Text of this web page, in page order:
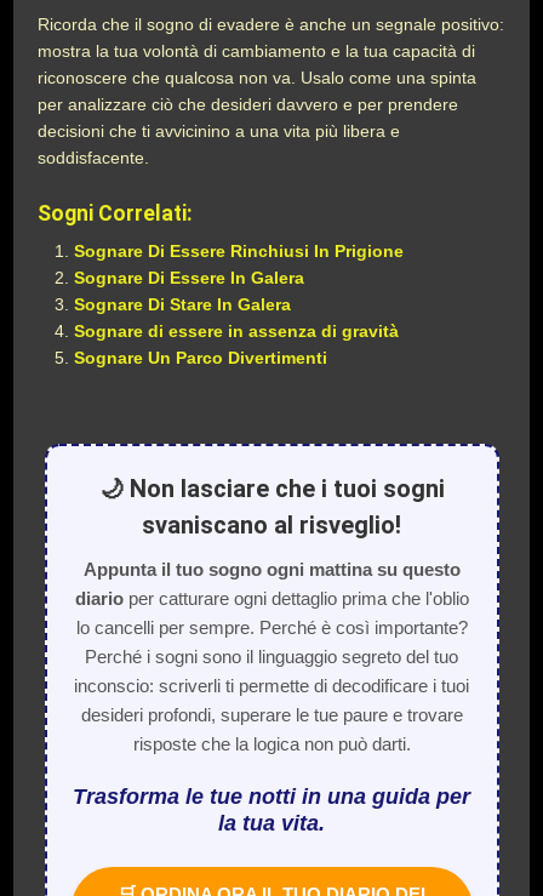
Ricorda che il sogno di evadere è anche un segnale positivo:
mostra la tua volontà di cambiamento e la tua capacità di
riconoscere che qualcosa non va. Usalo come una spinta
per analizzare ciò che desideri davvero e per prendere
decisioni che ti avvicinino a una vita più libera e
soddisfacente.
Sogni Correlati:
Sognare Di Essere Rinchiusi In Prigione
Sognare Di Essere In Galera
Sognare Di Stare In Galera
Sognare di essere in assenza di gravità
Sognare Un Parco Divertimenti
🌙 Non lasciare che i tuoi sogni
svaniscano al risveglio!
Appunta il tuo sogno ogni mattina su questo
diarioper catturare ogni dettaglio prima che l'oblio
lo cancelli per sempre. Perché è così importante?
Perché i sogni sono il linguaggio segreto del tuo
inconscio: scriverli ti permette di decodificare i tuoi
desideri profondi, superare le tue paure e trovare
risposte che la logica non può darti.
Trasforma le tue notti in una guida per
la tua vita.